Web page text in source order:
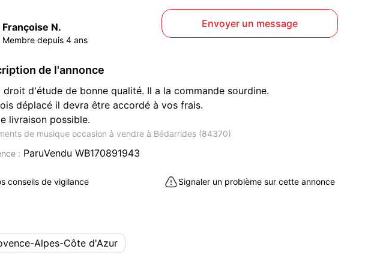
Françoise N.
Membre depuis 4 ans
Envoyer un message
de l'annonce
droit d'étude de bonne qualité. Il a la commande sourdine.
déplacé il devra être accordé à vos frais.
livraison possible.
de musique occasion à vendre à Bédarrides (84370)
: ParuVendu WB170891943
conseils de vigilance Signaler un problème sur cette annonce
Alpes-Côte d'Azur